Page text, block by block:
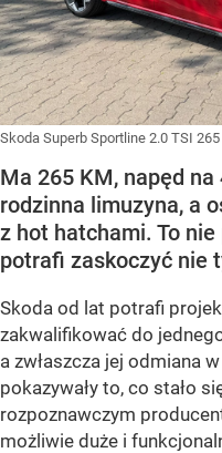
Skoda Superb Sportline 2.0 TSI
Ma 265 KM, napęd
rodzinna limuzyna, a
z hot hatchami. To
potrafi zaskoczyć nie
Skoda od lat potrafi
zakwalifikować do
a zwłaszcza jej odmiana
pokazywały to, co stało
rozpoznawczym
możliwie duże i